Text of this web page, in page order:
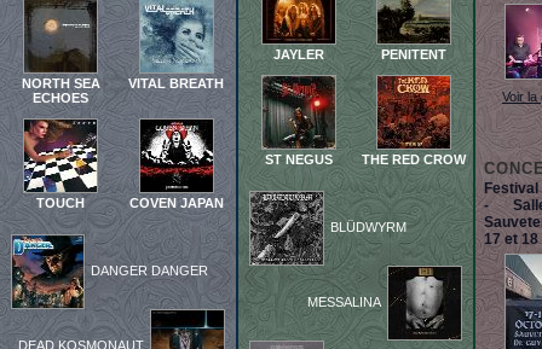
NORTH SEA
ECHOES
VITAL BREATH
TOUCH COVEN JAPAN
DANGER DANGER
DEAD KOSMONAUT
JAYLER PENITENT
ST NEGUS THE RED CROW
BLÜDWYRM
MESSALINA
Voir la
-
17 et